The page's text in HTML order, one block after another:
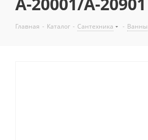
Главная - Каталог - Сантехника - Ванны